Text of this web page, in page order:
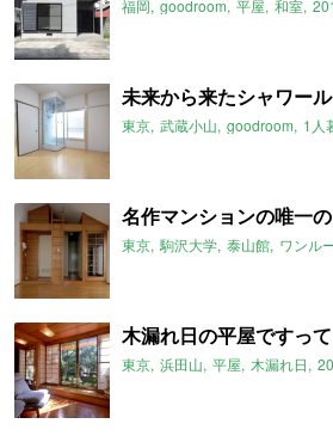
福岡 goodroom 平屋 和室
未来から来たシャワー
東京 武蔵小山 goodroom 1人
名作マンションの唯一の
東京 駒沢大学 泰山館 ワンル
木漏れ日の平屋ですって
東京 浜田山 平屋 木漏れ日